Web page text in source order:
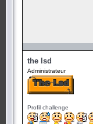
the lsd
Administrateur
Profil challenge